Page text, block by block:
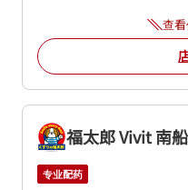
查看
福太郎 Vivit 南
专业配药